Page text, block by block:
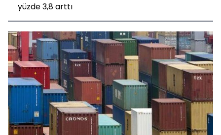
yüzde 3,8 arttı